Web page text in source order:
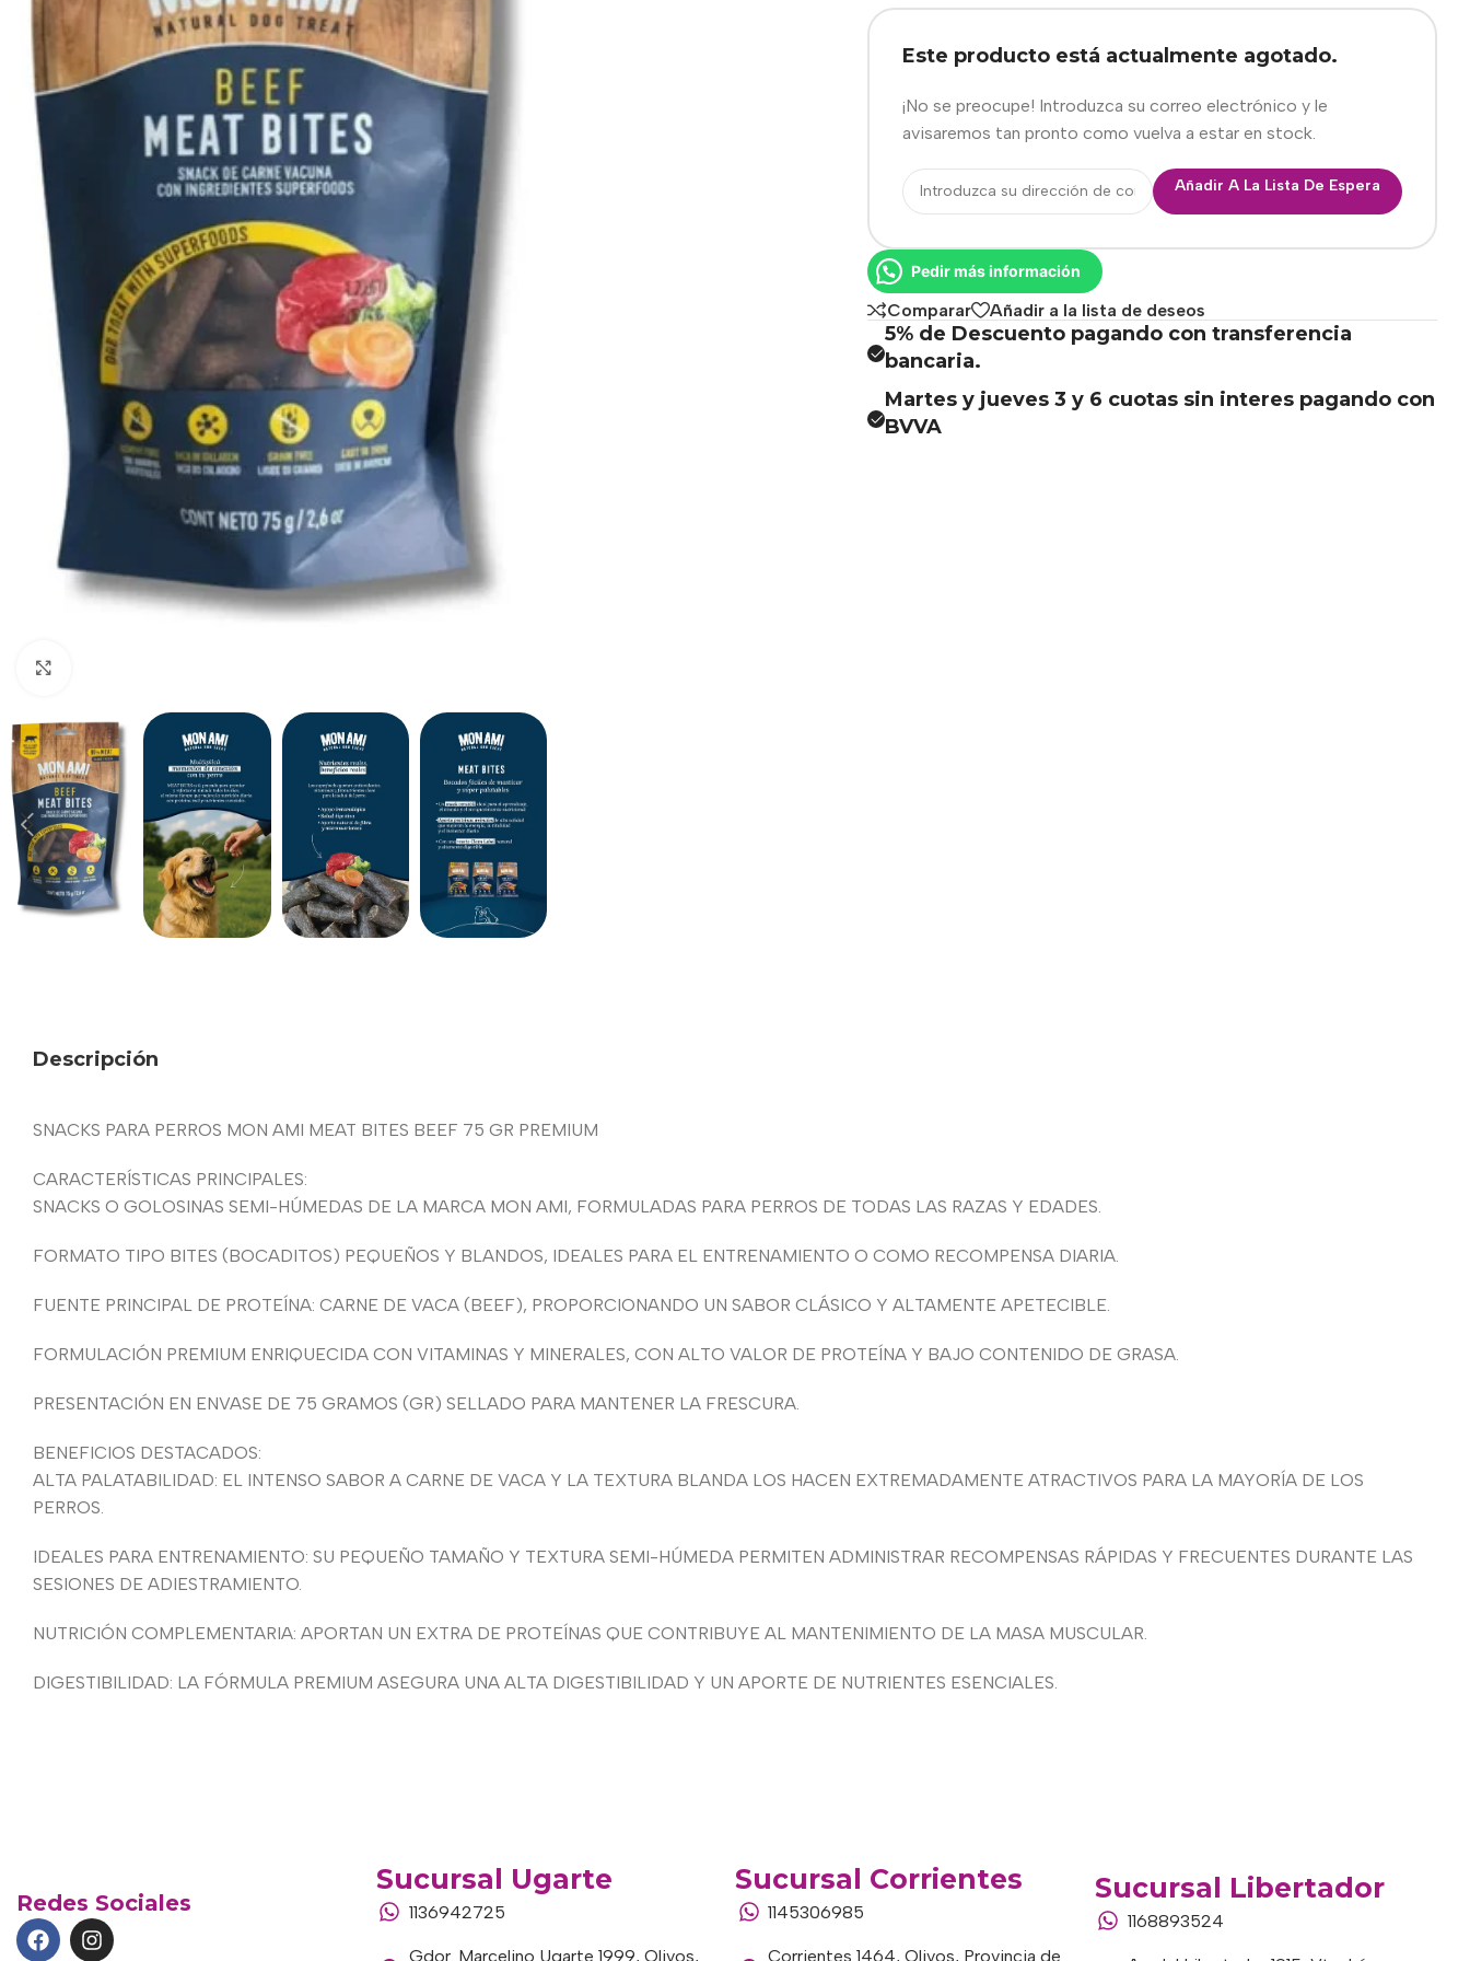
Este producto está actualmente agotado.
¡No se preocupe! Introduzca su correo electrónico y le
avisaremos tan pronto como vuelva a estar en stock.
Añadir A La Lista De Espera
Pedir más información
Comparar Añadir a la lista de deseos
5% de Descuento pagando con transferencia
bancaria.
Martes y jueves 3 y 6 cuotas sin interes pagando con
BVVA
Descripción
SNACKS PARA PERROS MON AMI MEAT BITES BEEF 75 GR PREMIUM
CARACTERÍSTICAS PRINCIPALES:
SNACKS O GOLOSINAS SEMI-HÚMEDAS DE LA MARCA MON AMI, FORMULADAS PARA PERROS DE TODAS LAS RAZAS Y EDADES.
FORMATO TIPO BITES (BOCADITOS) PEQUEÑOS Y BLANDOS, IDEALES PARA EL ENTRENAMIENTO O COMO RECOMPENSA DIARIA.
FUENTE PRINCIPAL DE PROTEÍNA: CARNE DE VACA (BEEF), PROPORCIONANDO UN SABOR CLÁSICO Y ALTAMENTE APETECIBLE.
FORMULACIÓN PREMIUM ENRIQUECIDA CON VITAMINAS Y MINERALES, CON ALTO VALOR DE PROTEÍNA Y BAJO CONTENIDO DE GRASA.
PRESENTACIÓN EN ENVASE DE 75 GRAMOS (GR) SELLADO PARA MANTENER LA FRESCURA.
BENEFICIOS DESTACADOS:
ALTA PALATABILIDAD: EL INTENSO SABOR A CARNE DE VACA Y LA TEXTURA BLANDA LOS HACEN EXTREMADAMENTE ATRACTIVOS PARA LA MAYORÍA DE LOS
PERROS.
IDEALES PARA ENTRENAMIENTO: SU PEQUEÑO TAMAÑO Y TEXTURA SEMI-HÚMEDA PERMITEN ADMINISTRAR RECOMPENSAS RÁPIDAS Y FRECUENTES DURANTE LAS
SESIONES DE ADIESTRAMIENTO.
NUTRICIÓN COMPLEMENTARIA: APORTAN UN EXTRA DE PROTEÍNAS QUE CONTRIBUYE AL MANTENIMIENTO DE LA MASA MUSCULAR.
DIGESTIBILIDAD: LA FÓRMULA PREMIUM ASEGURA UNA ALTA DIGESTIBILIDAD Y UN APORTE DE NUTRIENTES ESENCIALES.
Redes Sociales
Sucursal Ugarte
1136942725
Gdor. Marcelino Ugarte 1999, Olivos,
Sucursal Corrientes
1145306985
Corrientes 1464, Olivos, Provincia de
Sucursal Libertador
1168893524